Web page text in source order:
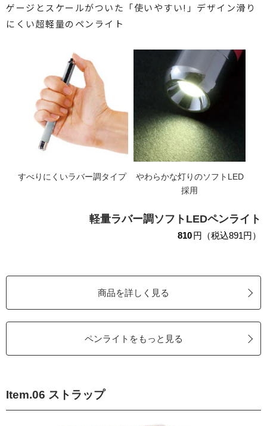
ゲージとスケールがついた「使いやすい!」デザイン滑り
にくい超軽量のペンライト
すべりにくいラバー調タイプ
やわらかな灯りのソフトLED
採用
軽量ラバー調ソフトLEDペンライト
810円（税込891円）
商品を詳しく見る
ペンライトをもっと見る
Item.06 ストラップ